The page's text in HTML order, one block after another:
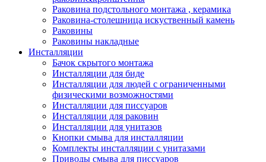
Раковина подстольного монтажа , керамика
Раковина-столешница искуственный камень
Раковины
Раковины накладные
Инсталляции
Бачок скрытого монтажа
Инсталляции для биде
Инсталляции для людей с ограниченными
физическими возможностями
Инсталляции для писсуаров
Инсталляции для раковин
Инсталляции для унитазов
Кнопки смыва для инсталляции
Комплекты инсталляции с унитазами
Приводы смыва для писсуаров